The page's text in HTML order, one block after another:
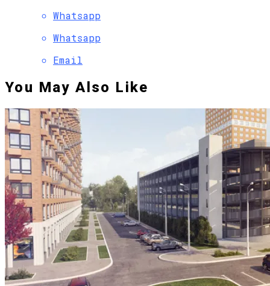
Whatsapp
Whatsapp
Email
You May Also Like